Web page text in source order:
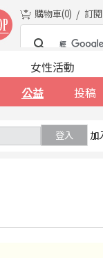
購物車(0) 訂
公益 投稿
女性活動
登入 加